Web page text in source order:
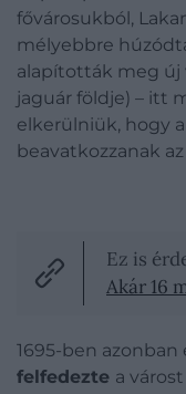
fővárosukból,
mélyebbre
alapították meg új
jaguár földje) – itt
elkerülniük, hogy
beavatkozzanak
Ez is
Akár 16
1695-ben azonban
felfedezte a